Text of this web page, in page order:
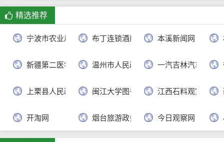
精选推荐
宁波市农业局 布丁连锁酒店官网 本溪新闻网
新疆第二医学院 温州市人民政府 一汽吉林汽车有限
上栗县人民政府 闽江大学图书馆 江西石料观赏网
开淘网 烟台旅游政务网 今日观察网